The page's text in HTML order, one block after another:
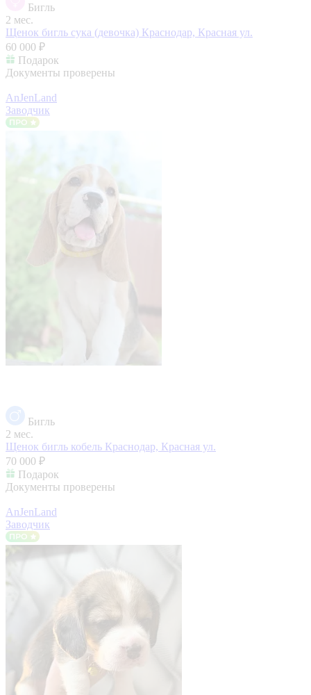
Бигль
2 мес.
Щенок бигль сука (девочка) Краснодар, Красная ул.
60 000 ₽
Подарок
Документы проверены
AnJenLand
Заводчик
Бигль
2 мес.
Щенок бигль кобель Краснодар, Красная ул.
70 000 ₽
Подарок
Документы проверены
AnJenLand
Заводчик